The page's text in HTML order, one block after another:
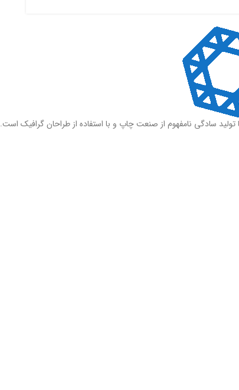
سادگی نامفهوم از صنعت چاپ و با استفاده از طراحان گرافیک است.